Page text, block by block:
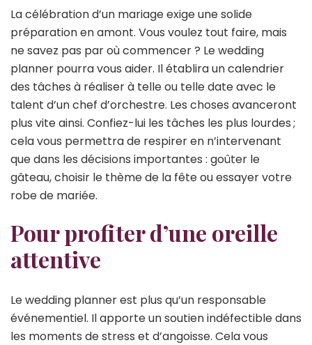
La célébration d’un mariage exige une solide
préparation en amont. Vous voulez tout faire, mais
ne savez pas par où commencer ? Le wedding
planner pourra vous aider. Il établira un calendrier
des tâches à réaliser à telle ou telle date avec le
talent d’un chef d’orchestre. Les choses avanceront
plus vite ainsi. Confiez-lui les tâches les plus lourdes ;
cela vous permettra de respirer en n’intervenant
que dans les décisions importantes : goûter le
gâteau, choisir le thème de la fête ou essayer votre
robe de mariée.
Pour profiter d’une oreille
attentive
Le wedding planner est plus qu’un responsable
événementiel. Il apporte un soutien indéfectible dans
les moments de stress et d’angoisse. Cela vous